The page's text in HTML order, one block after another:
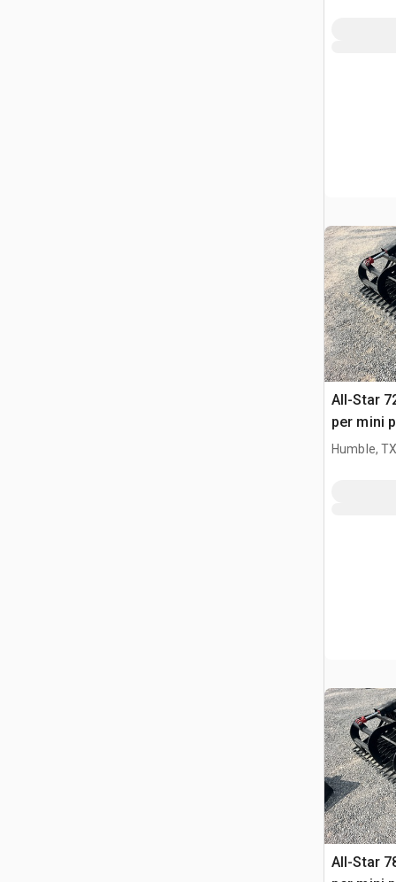
All-Star
per mini
Humble,
All-Star